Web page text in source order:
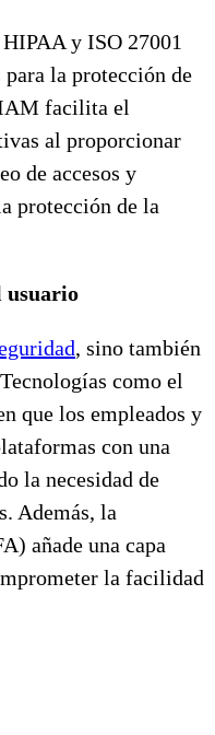
y ISO 27001
la protección de
facilita el
al proporcionar
de accesos y
protección de la
usuario
, sino también
como el
que los empleados y
con una
la necesidad de
Además, la
añade una capa
la facilidad